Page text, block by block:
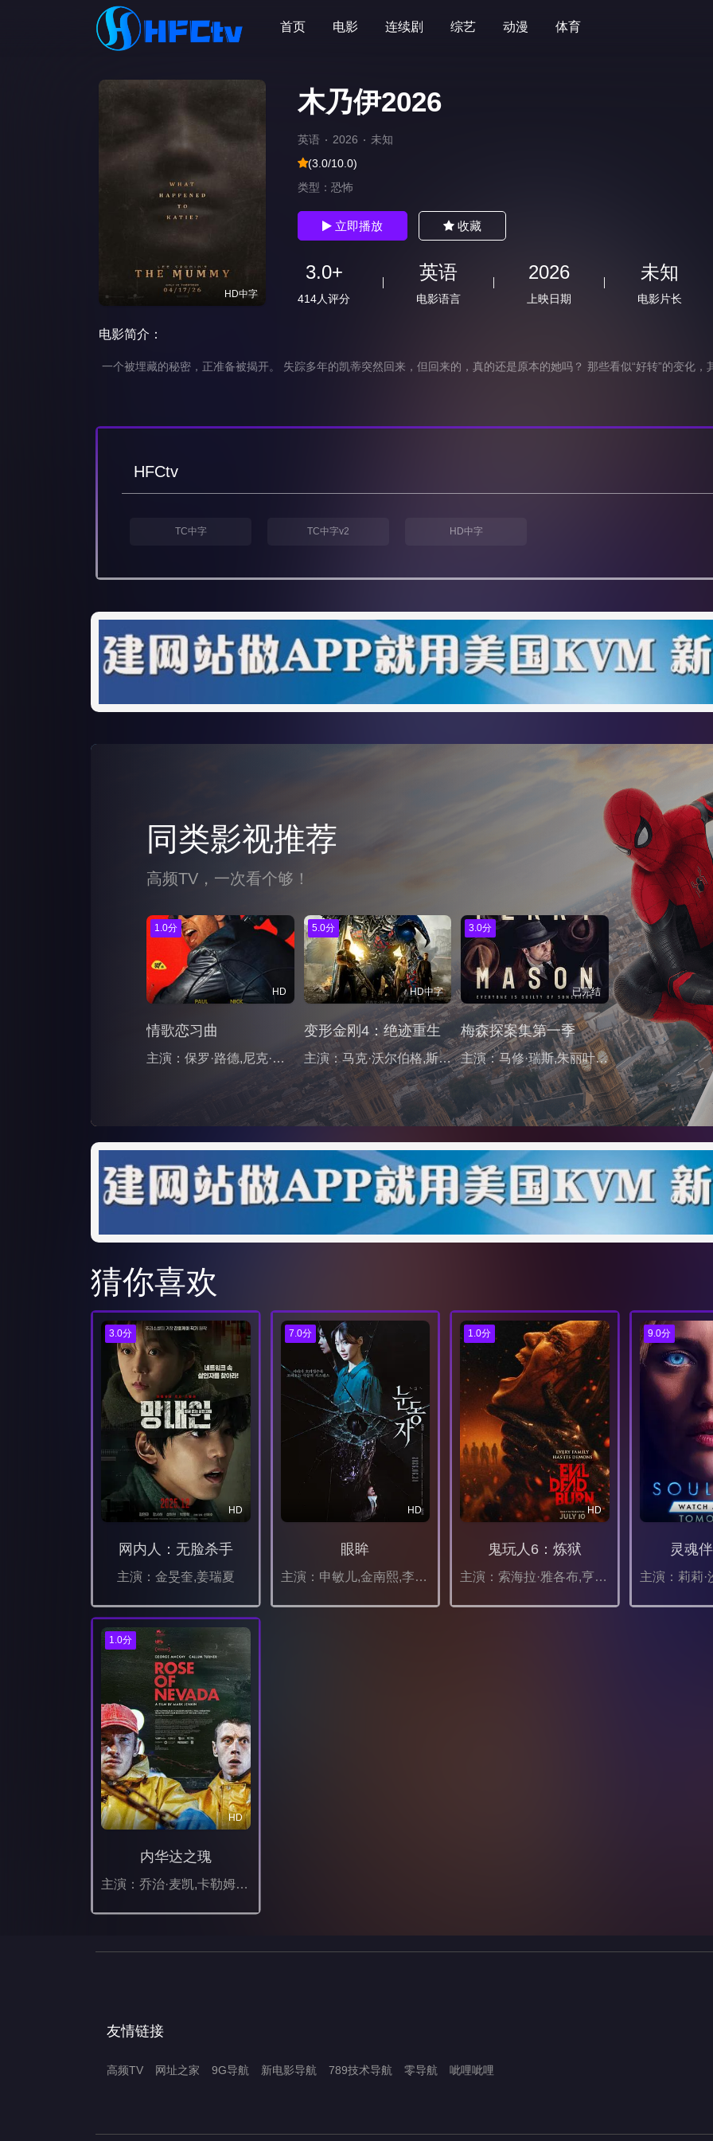
首页 电影 连续剧 综艺 动漫 体育
HD中字
木乃伊2026
英语 2026
未知
(3.0/10.0)
类型： 恐怖
立即播放 收藏
3.0+
414人评分
英语
电影语言
2026
上映日期
未知
电影片长
电影简介：
一个被埋藏的秘密，正准备被揭开。 失踪多年的凯蒂突然回来，但回来的，真的还是原本的她吗？ 那些看似“好转”的变化，
HFCtv
TC中字 TC中字v2 HD中字
同类影视推荐
高频TV，一次看个够！
1.0分
HD
情歌恋习曲
主演：保罗·路德,尼克·乔纳斯,哈瓦娜·罗丝·刘,保罗·雷德,罗里·基南,索菲·瓦瓦塞尔,彼得·麦克唐纳德,罗伯特·米切尔,杰克·莱诺,Juliette Crosbie,Caelum Frazer,Naoimh Whelton,凯莉·桑顿,基思·麦克利恩,鲁比·邓恩,玛塞拉·普伦基特,Marty Breen,梅·希金斯,汤姆·利维,Beth Fallon
5.0分
HD中字
变形金刚4：绝迹重生
主演：马克·沃尔伯格,斯坦利·图齐,凯尔塞·格拉玛,妮可拉·佩尔茨,杰克·莱诺,提图斯·维里沃,索菲娅·迈尔斯,李冰冰,T·J·米勒,詹姆斯·巴克曼,托马斯·列农,查尔斯·帕内尔,埃里卡·方婷,迈克尔·柯林斯,韩庚,邹市明,理查德·雷西尔,帕特里克·布利斯托夫,克利奥·金,卡尔文·维莫,格伦·基奥,大卫·米德桑德,卡西姆·加赖贝,安德烈亚斯·贝克特,亚历山大·里布,贾米森·哈塞,德鲁·韦克斯,梅勒妮·斯贝克特,阿比盖尔·克莱恩,维多利亚·萨默,林柏宏,凯文·柯威斯,亚当·拜利奥,米卡尔·威戈,肯尼·谢尔德,凯文
3.0分
已完结
梅森探案集第一季
主演：马修·瑞斯,朱丽叶·赖伦斯,克里斯·乔克,谢伊·惠格姆,塔提阿娜·玛斯拉尼,约翰·利思戈,斯蒂芬·鲁特,盖尔·兰金,内森·科德里,维罗尼卡·法尔孔,杰弗森·梅斯,莉莉·泰勒,安德鲁·霍华德,埃里克·兰格,罗伯特·帕特里克,泰勒·尼科斯,玛德琳·奇玛,迈克尔·德雷珀,查尔斯·贝克,卡尔·马金恩,G·拉里·巴特勒,威廉·斯坦福德·戴维斯,休·B·赫鲁伯,安东尼·詹宁斯,汤姆·贝耶,斯凯勒·拜布尔,马克·布拉姆霍尔,托马斯·克劳福德
猜你喜欢
3.0分
HD
网内人：无脸杀手
主演：金旻奎,姜瑞夏
7.0分
HD
眼眸
主演：申敏儿,金南熙,李承勇,金英雅
1.0分
HD
鬼玩人6：炼狱
主演：索海拉·雅各布,亨特·杜汉,卢西安·布坎南,坦蒂·莱特,乔治·普拉尔,埃罗尔·尚德,维克托里·恩杜克韦,莫德·戴维,基努·卡里姆,塔皮瓦·索罗帕,格雷塔·范登布林克
9.0分
灵魂
1.0分
HD
内华达之瑰
主演：乔治·麦凯,卡勒姆·特纳,罗莎琳德·以利亚撒,弗朗西斯·麦基,爱德华·罗,玛丽·伍德维恩,雅娜·彭罗斯
友情链接
高频TV 网址之家 9G导航 新电影导航 789技术导航 零导航 呲哩呲哩